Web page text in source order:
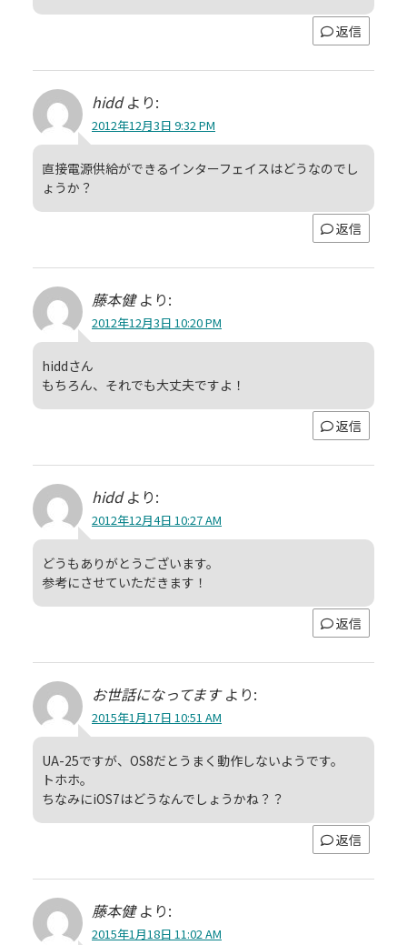
返信
hidd より:
2012年12月3日 9:32 PM
直接電源供給ができるインターフェイスはどうなのでし
ょうか？
返信
藤本健 より:
2012年12月3日 10:20 PM
hiddさん
もちろん、それでも大丈夫ですよ！
返信
hidd より:
2012年12月4日 10:27 AM
どうもありがとうございます。
参考にさせていただきます！
返信
お世話になってます より:
2015年1月17日 10:51 AM
UA-25ですが、OS8だとうまく動作しないようです。
トホホ。
ちなみにiOS7はどうなんでしょうかね？？
返信
藤本健 より:
2015年1月18日 11:02 AM